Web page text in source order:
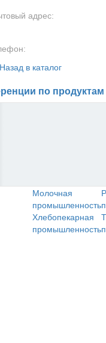
адрес:
в каталог
по
Молочная
промышленность
Хлебопекарная
промышленность